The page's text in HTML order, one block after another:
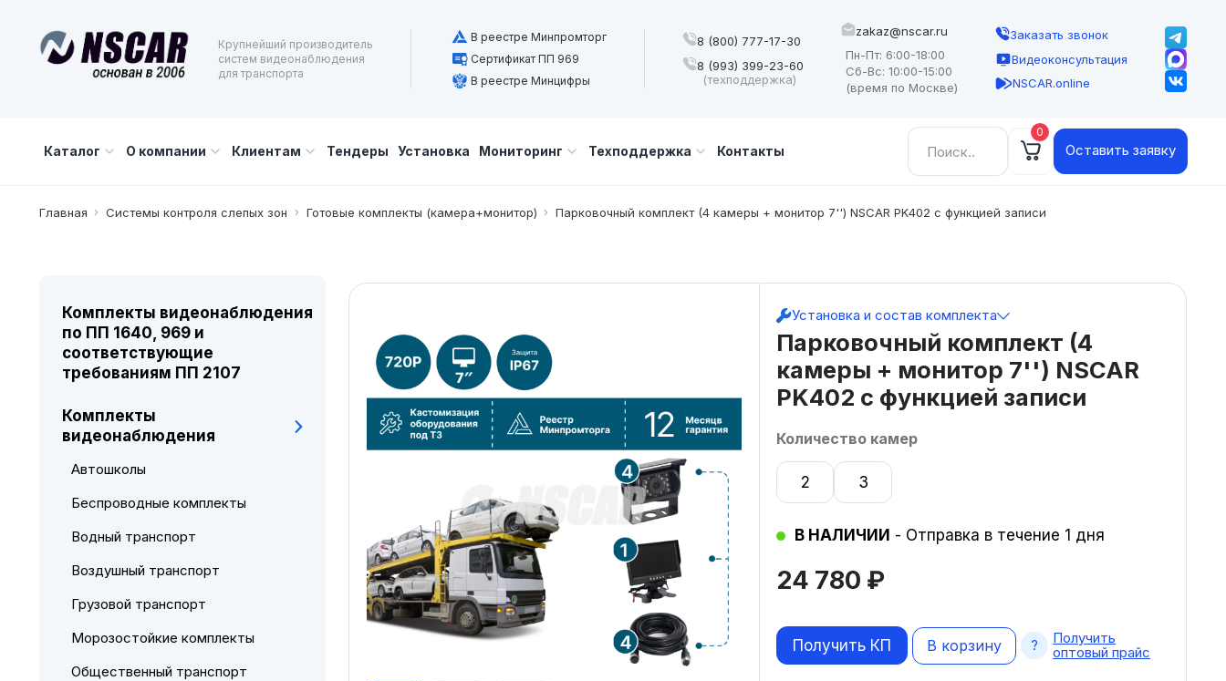
Крупнейший производитель
систем видеонаблюдения
для транспорта
В реестре Минпромторг
Сертификат ПП 969
В реестре Минцифры
8 (800) 777-17-30
8 (993) 399-23-60
(техподдержка)
zakaz@nscar.ru
Пн-Пт: 6:00-18:00
Сб-Вс: 10:00-15:00
(время по Москве)
Заказать звонок
Видеоконсультация
NSCAR.online
Каталог О компании Клиентам Тендеры Установка Мониторинг Техподдержка Контакты
Найти: 0
Оставить заявку
Главная Системы контроля слепых зон Готовые комплекты (камера+монитор) Парковочный комплект (4 камеры + монитор 7'') NSCAR PK402 с функцией записи
Парковочный комплект (4
камеры + монитор 7'') NSCAR
PK402 с функцией записи
24 780 ₽
Количество камер
2 3
В НАЛИЧИИ - Отправка в течение 1 дня
Установка и состав комплекта
В корзину
Получить КП
Получить
оптовый прайс
Комплекты видеонаблюдения
по ПП 1640, 969 и
соответствующие
требованиям ПП 2107
Комплекты
видеонаблюдения
Автошколы
Беспроводные комплекты
Водный транспорт
Воздушный транспорт
Грузовой транспорт
Морозостойкие комплекты
Общественный транспорт